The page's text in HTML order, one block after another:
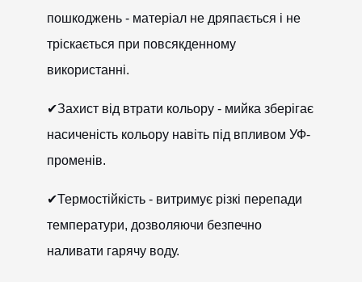
пошкоджень - матеріал не дряпається і не
тріскається при повсякденному
використанні.
✔Захист від втрати кольору - мийка зберігає
насиченість кольору навіть під впливом УФ-
променів.
✔Термостійкість - витримує різкі перепади
температури, дозволяючи безпечно
наливати гарячу воду.